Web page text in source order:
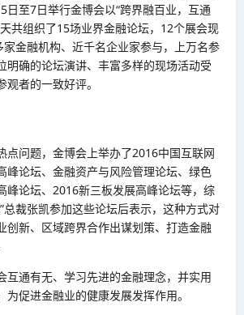
日至7日举行金博会以“跨界融百业，互通
共组织了15场业界金融论坛，12个展会现
金融机构、近千名企业家参与，上万名参
明确的论坛演讲、丰富多样的现场活动受
者的一致好评。
点问题，金博会上举办了2016中国互联网
峰论坛、金融资产与风险管理论坛、绿色
峰论坛、2016新三板发展高峰论坛等，综
总裁张凯参加这些论坛后表示，这种方式对
创新、区域跨界合作出谋划策、打造金融
互通有无、学习先进的金融理念，并实用
促进金融业的健康发展发挥作用。